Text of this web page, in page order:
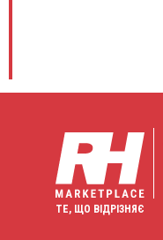
ТЕ, ЩО ВІДРІЗНЯЄ